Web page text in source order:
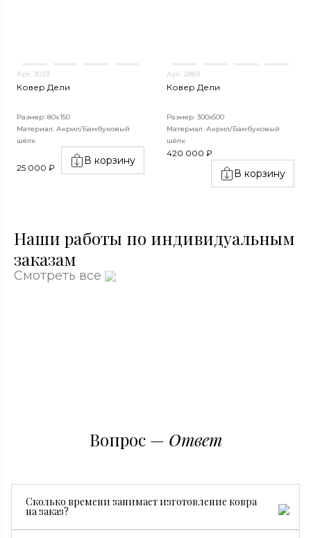
Арт. 3023
Ковер Дели
Размер: 80x150
Материал: Акрил/Бамбуковый
шёлк
25 000 ₽
В корзину
Арт. 2883
Ковер Дели
Размер: 300х500
Материал: Акрил/Бамбуковый
шёлк
420 000 ₽
В корзину
Наши работы по индивидуальным
заказам
Смотреть все
Вопрос — Ответ
Сколько времени занимает изготовление ковра
на заказ?